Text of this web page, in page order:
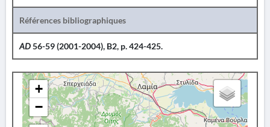
Références bibliographiques
AD56-59 (2001-2004), B2, p. 424-425.
+
−